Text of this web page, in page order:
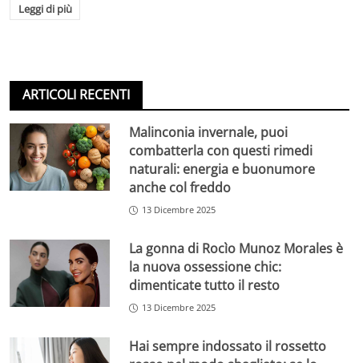
Leggi di più
ARTICOLI RECENTI
Malinconia invernale, puoi
combatterla con questi rimedi
naturali: energia e buonumore
anche col freddo
13 Dicembre 2025
La gonna di Rocìo Munoz Morales è
la nuova ossessione chic:
dimenticate tutto il resto
13 Dicembre 2025
Hai sempre indossato il rossetto